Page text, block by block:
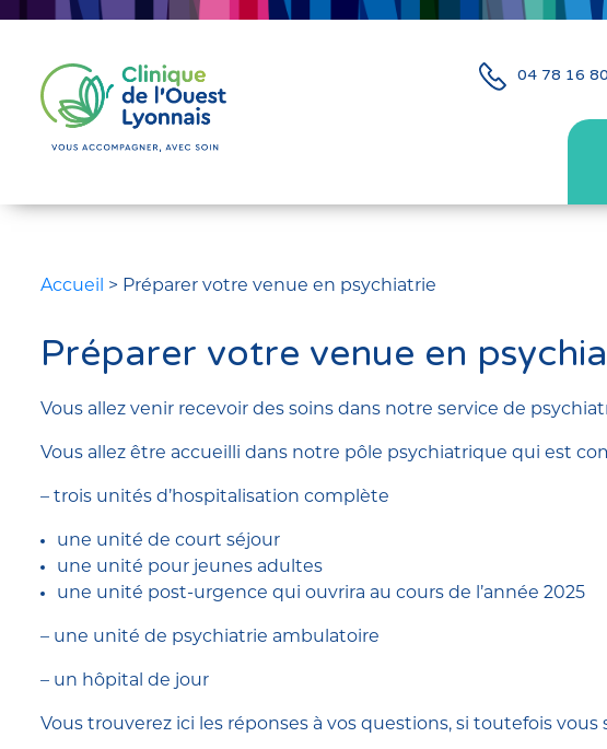
04 78 16
Accueil > Préparer votre venue en psychiatrie
Préparer votre venue en
Vous allez venir recevoir des soins dans notre service de
Vous allez être accueilli dans notre pôle psychiatrique qui est
– trois unités d’hospitalisation complète
une unité de court séjour
une unité pour jeunes adultes
une unité post-urgence qui ouvrira au cours de l’année 2025
– une unité de psychiatrie ambulatoire
– un hôpital de jour
Vous trouverez ici les réponses à vos questions, si toutefois